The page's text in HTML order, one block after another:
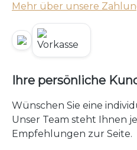
Mehr über unsere
Ihre persönliche
Wünschen Sie eine
Unser Team steht Ihnen
Empfehlungen zur Seite.